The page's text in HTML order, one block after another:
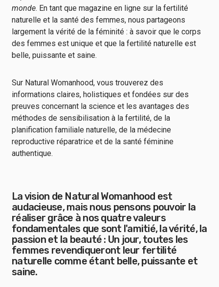
monde. En tant que magazine en ligne sur la fertilité
naturelle et la santé des femmes, nous partageons
largement la vérité de la féminité : à savoir que le corps
des femmes est unique et que la fertilité naturelle est
belle, puissante et saine.
Sur Natural Womanhood, vous trouverez des
informations claires, holistiques et fondées sur des
preuves concernant la science et les avantages des
méthodes de sensibilisation à la fertilité, de la
planification familiale naturelle, de la médecine
reproductive réparatrice et de la santé féminine
authentique.
La vision de Natural Womanhood est
audacieuse, mais nous pensons pouvoir la
réaliser grâce à nos quatre valeurs
fondamentales que sont l'amitié, la vérité, la
passion et la beauté : Un jour, toutes les
femmes revendiqueront leur fertilité
naturelle comme étant belle, puissante et
saine.